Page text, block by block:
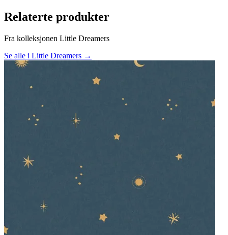
Relaterte produkter
Fra kolleksjonen Little Dreamers
Se alle i Little Dreamers →